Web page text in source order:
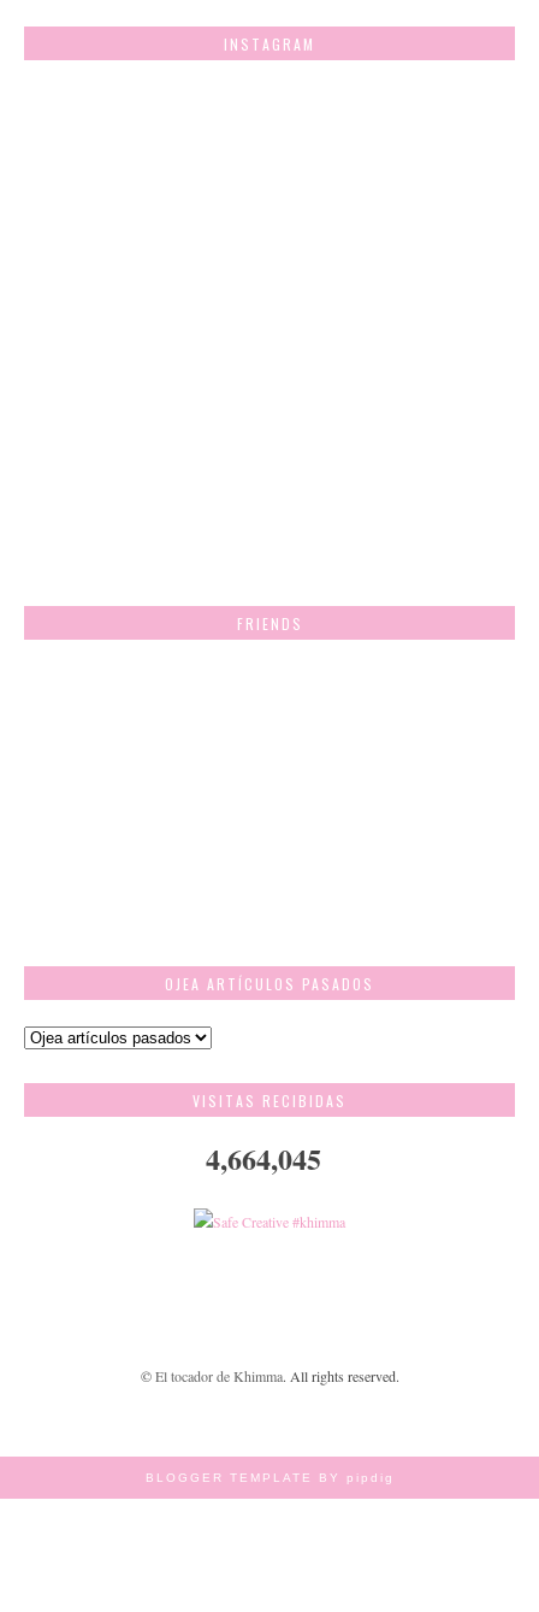
INSTAGRAM
FRIENDS
OJEA ARTÍCULOS PASADOS
VISITAS RECIBIDAS
4,664,045
©El tocador de Khimma. All rights reserved.
BLOGGER TEMPLATE BY pipdig